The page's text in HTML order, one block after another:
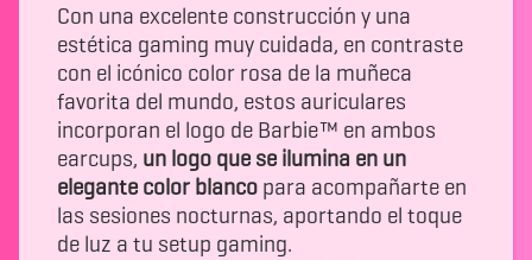
Con una excelente construcción y una
estética gaming muy cuidada, en contraste
con el icónico color rosa de la muñeca
favorita del mundo, estos auriculares
incorporan el logo de Barbie™ en ambos
earcups, un logo que se ilumina en un
elegante color blanco para acompañarte en
las sesiones nocturnas, aportando el toque
de luz a tu setup gaming.